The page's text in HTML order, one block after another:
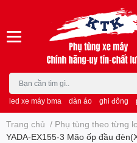
led xe máy bma dàn áo ghi đông
Trang chủ / Phụ tùng theo từng
YADA-EX155-3 Mão ốp đầu